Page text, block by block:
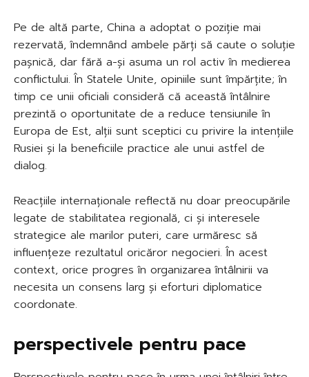
Pe de altă parte, China a adoptat o poziție mai
rezervată, îndemnând ambele părți să caute o soluție
pașnică, dar fără a-și asuma un rol activ în medierea
conflictului. În Statele Unite, opiniile sunt împărțite; în
timp ce unii oficiali consideră că această întâlnire
prezintă o oportunitate de a reduce tensiunile în
Europa de Est, alții sunt sceptici cu privire la intențiile
Rusiei și la beneficiile practice ale unui astfel de
dialog.
Reacțiile internaționale reflectă nu doar preocupările
legate de stabilitatea regională, ci și interesele
strategice ale marilor puteri, care urmăresc să
influențeze rezultatul oricăror negocieri. În acest
context, orice progres în organizarea întâlnirii va
necesita un consens larg și eforturi diplomatice
coordonate.
perspectivele pentru pace